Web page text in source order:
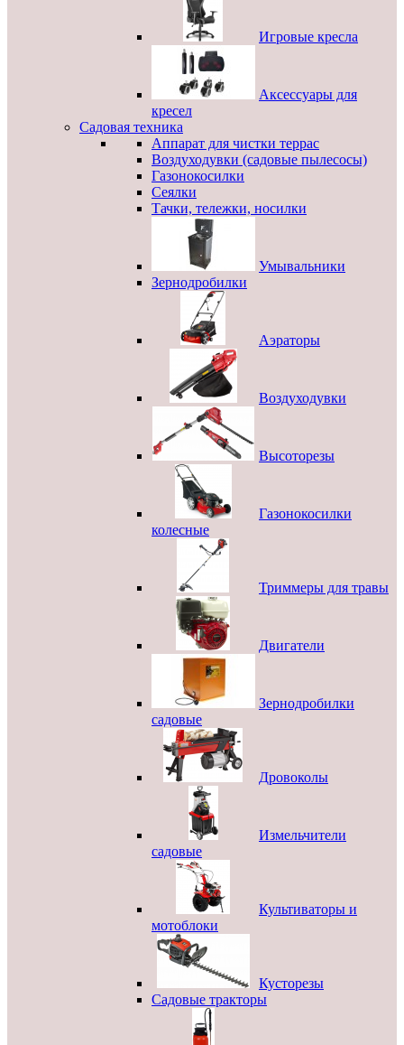
Игровые кресла
Аксессуары для
кресел
Садовая техника
Аппарат для чистки террас
Воздуходувки (садовые пылесосы)
Газонокосилки
Сеялки
Тачки, тележки, носилки
Умывальники
Зернодробилки
Аэраторы
Воздуходувки
Высоторезы
Газонокосилки
колесные
Триммеры для травы
Двигатели
Зернодробилки
садовые
Дровоколы
Измельчители
садовые
Культиваторы и
мотоблоки
Кусторезы
Садовые тракторы